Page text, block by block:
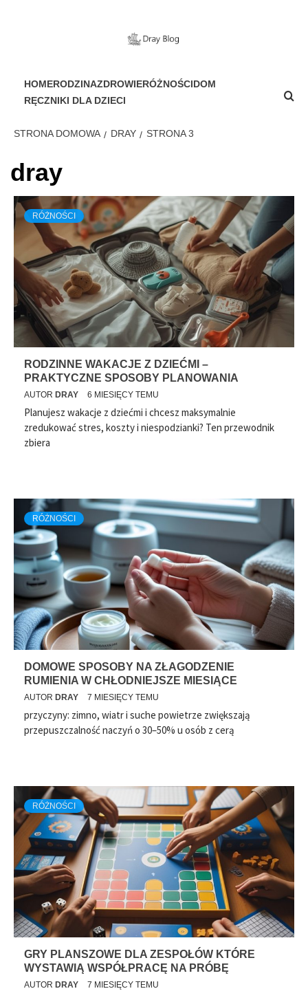
HOMERODZINAZDROWIERÓŻNOŚCIDOM
RĘCZNIKI DLA DZIECI
STRONA DOMOWA DRAY STRONA 3
dray
RÓŻNOŚCI
RODZINNE WAKACJE Z DZIEĆMI –
PRAKTYCZNE SPOSOBY PLANOWANIA
AUTOR DRAY 6 MIESIĘCY TEMU
Planujesz wakacje z dziećmi i chcesz maksymalnie
zredukować stres, koszty i niespodzianki? Ten przewodnik
zbiera
RÓŻNOŚCI
DOMOWE SPOSOBY NA ZŁAGODZENIE
RUMIENIA W CHŁODNIEJSZE MIESIĄCE
AUTOR DRAY 7 MIESIĘCY TEMU
przyczyny: zimno, wiatr i suche powietrze zwiększają
przepuszczalność naczyń o 30–50% u osób z cerą
RÓŻNOŚCI
GRY PLANSZOWE DLA ZESPOŁÓW KTÓRE
WYSTAWIĄ WSPÓŁPRACĘ NA PRÓBĘ
AUTOR DRAY 7 MIESIĘCY TEMU